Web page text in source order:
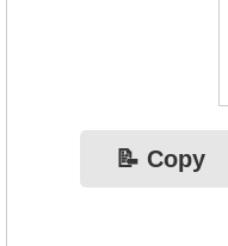
📝 Copy